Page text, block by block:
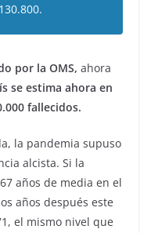
por la OMS, ahora
se estima ahora en
fallecidos.
la pandemia supuso
alcista. Si la
años de media en el
años después este
el mismo nivel que